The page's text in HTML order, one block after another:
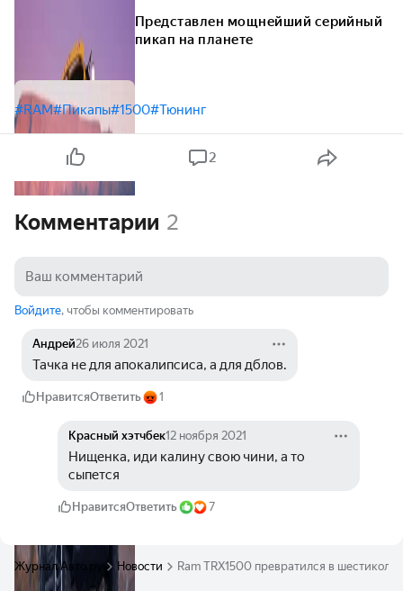
Представлен мощнейший серийный
пикап на планете
#RAM#Пикапы#1500#Тюнинг
2
Комментарии 2
Войдите, чтобы комментировать
Андрей26 июля 2021
Тачка не для апокалипсиса, а для дблов.
НравитсяОтветить 1
Красный хэтчбек12 ноября 2021
Нищенка, иди калину свою чини, а то
сыпется
НравитсяОтветить 7
Журнал Авто.ру Новости Ram TRX1500 превратился в